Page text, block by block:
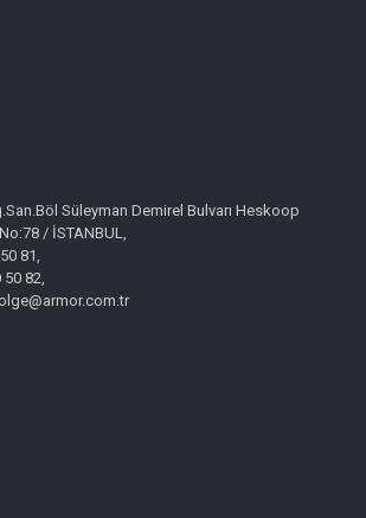
Süleyman Demirel Bulvarı Heskoop
/ İSTANBUL,
81,
82,